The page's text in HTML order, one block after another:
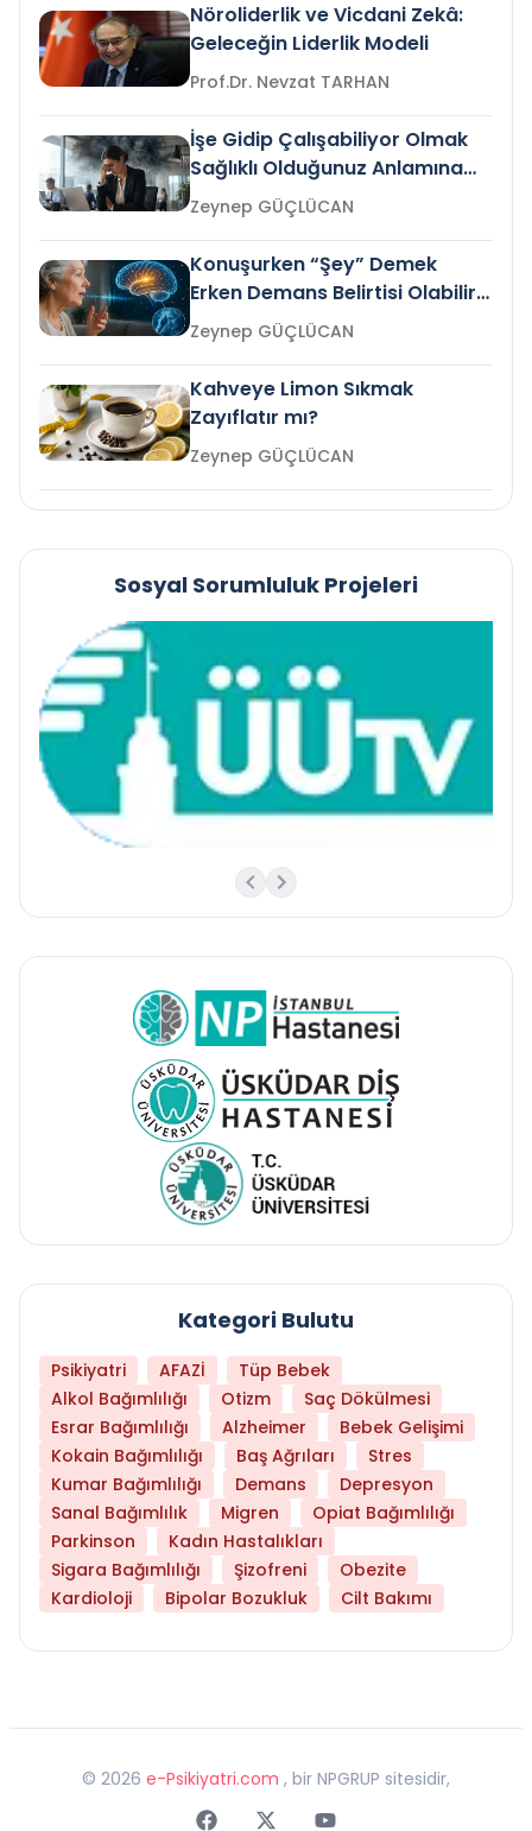
Nöroliderlik ve Vicdani Zekâ:
Geleceğin Liderlik Modeli
Prof.Dr. Nevzat TARHAN
İşe Gidip Çalışabiliyor Olmak
Sağlıklı Olduğunuz Anlamına
Gelir mi?Zeynep GÜÇLÜCAN
Konuşurken “Şey” Demek
Erken Demans Belirtisi Olabilir
mi?
Zeynep GÜÇLÜCAN
Kahveye Limon Sıkmak
Zayıflatır mı?
Zeynep GÜÇLÜCAN
Sosyal Sorumluluk Projeleri
Kategori Bulutu
Psikiyatri AFAZİ
Tüp Bebek
Alkol Bağımlılığı
Otizm
Saç Dökülmesi
Esrar Bağımlılığı
Alzheimer
Bebek Gelişimi
Kokain Bağımlılığı
Baş Ağrıları
Stres
Kumar Bağımlılığı
Demans
Depresyon
Sanal Bağımlılık
Migren
Opiat Bağımlılığı
Parkinson
Kadın Hastalıkları
Sigara Bağımlılığı
Şizofreni
Obezite
Kardioloji
Bipolar Bozukluk Cilt Bakımı
© 2026 e-Psikiyatri.com , bir NPGRUP sitesidir,